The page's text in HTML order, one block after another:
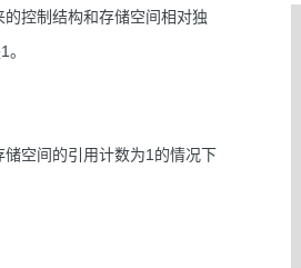
控制结构和存储空间相对独
空间的引用计数为1的情况下